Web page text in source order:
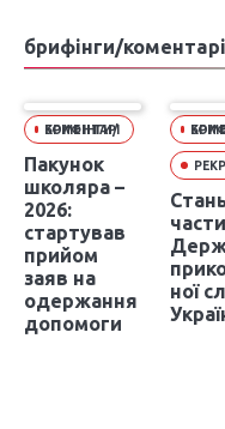
брифінги/коментарі
БРИФІНГИ/КОМЕНТАРІ
Пакунок
школяра –
2026:
стартував
прийом
заяв на
одержання
допомоги
ної